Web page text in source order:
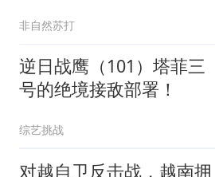
非自然苏打
逆日战鹰（101）塔菲三
号的绝境接敌部署！
综艺挑战
对越自卫反击战，越南拥